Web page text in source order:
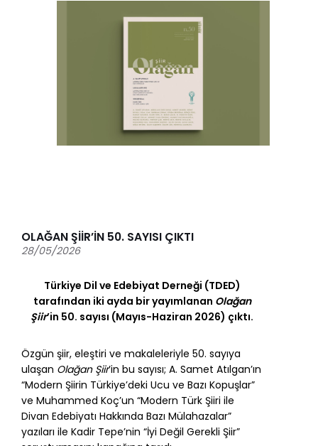
OLAĞAN ŞİİR’İN 50. SAYISI ÇIKTI
28/05/2026
Türkiye Dil ve Edebiyat Derneği (TDED)
tarafından iki ayda bir yayımlanan Olağan
Şiir’in 50. sayısı (Mayıs-Haziran 2026) çıktı.
Özgün şiir, eleştiri ve makaleleriyle 50. sayıya
ulaşan Olağan Şiir’in bu sayısı; A. Samet Atılgan’ın
“Modern Şiirin Türkiye’deki Ucu ve Bazı Kopuşlar”
ve Muhammed Koç’un “Modern Türk Şiiri ile
Divan Edebiyatı Hakkında Bazı Mülahazalar”
yazıları ile Kadir Tepe’nin “İyi Değil Gerekli Şiir”